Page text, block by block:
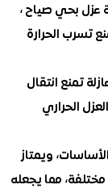
صياح ،
ويمتاز
مما يجعله